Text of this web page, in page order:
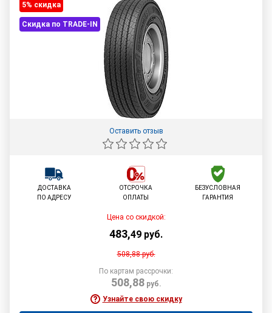
5% cкидка
Скидка по TRADE-IN
Оставить отзыв
ДОСТАВКА
ПО АДРЕСУ
ОТСРОЧКА
ОПЛАТЫ
БЕЗУСЛОВНАЯ
ГАРАНТИЯ
Цена со скидкой:
483,49 руб.
508,88руб.
По картам рассрочки:
508,88руб.
Узнайте свою скидку